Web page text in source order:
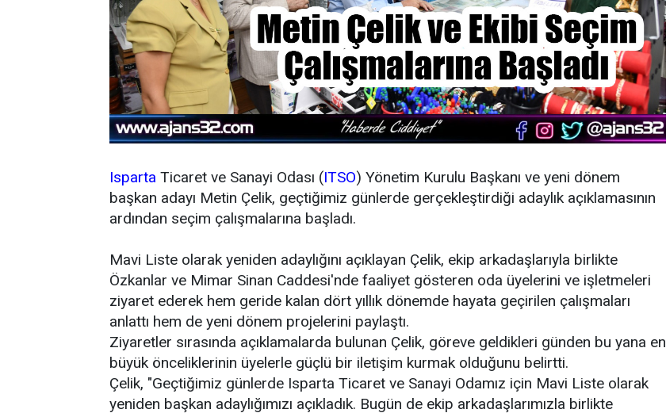
Isparta Ticaret ve Sanayi Odası (ITSO) Yönetim Kurulu Başkanı ve yeni dönem
başkan adayı Metin Çelik, geçtiğimiz günlerde gerçekleştirdiği adaylık açıklamasının
ardından seçim çalışmalarına başladı.
Mavi Liste olarak yeniden adaylığını açıklayan Çelik, ekip arkadaşlarıyla birlikte
Özkanlar ve Mimar Sinan Caddesi'nde faaliyet gösteren oda üyelerini ve işletmeleri
ziyaret ederek hem geride kalan dört yıllık dönemde hayata geçirilen çalışmaları
anlattı hem de yeni dönem projelerini paylaştı.
Ziyaretler sırasında açıklamalarda bulunan Çelik, göreve geldikleri günden bu yana en
büyük önceliklerinin üyelerle güçlü bir iletişim kurmak olduğunu belirtti.
Çelik, "Geçtiğimiz günlerde Isparta Ticaret ve Sanayi Odamız için Mavi Liste olarak
yeniden başkan adaylığımızı açıkladık. Bugün de ekip arkadaşlarımızla birlikte